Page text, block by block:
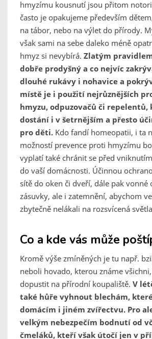
hmyzímu kousnutí jsou přitom
často je opakujeme především
na tábor, nebo na výlet do přírody.
však sami na sebe daleko méně
hmyz si nevybírá. Zlatým
dobře prodyšný a co nejvíc
dlouhé rukávy i nohavice a
místě je i použití nejrůznějších
hmyzu, odpuzovačů či repelentů,
dostání i v šetrnějším a přesto
pro děti. Kdo fandí homeopatii, i ta
možností prevence proti hmyzímu
vyplatí také chránit se před
do vaší domácnosti. Účinnou
sítě do oken či dveří, dále pak vonné
zásuvky, ale i zatemnění, abychom
zbytečně nelákali na rozsvícená
Co a kde vás může
Kromě výše zmíněných je tu např.
neboli hovado, kterou známe
dopustit na přírodní koupaliště. V
také hůře vyhnout blechám,
domácím i jiném zvířectvu. Pro
velkým nebezpečím bodnutí od
čmeláků, kteří však útočí jen v